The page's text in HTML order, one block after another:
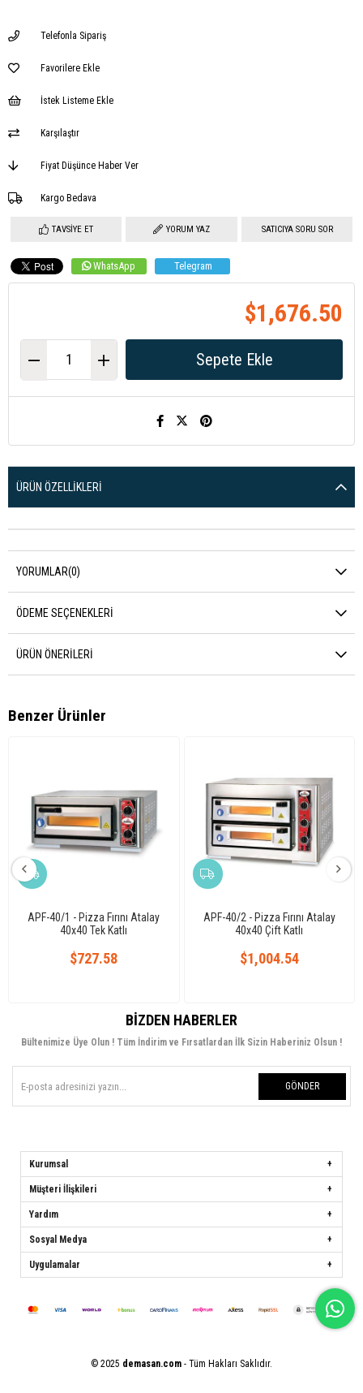
Telefonla Sipariş
Favorilere Ekle
İstek Listeme Ekle
Karşılaştır
Fiyat Düşünce Haber Ver
Kargo Bedava
TAVSIYE ET YORUM YAZ SATICIYA SORU SOR
WhatsApp Telegram
$1,676.50
ÜRÜN ÖZELLIKLERI
YORUMLAR(0)
ÖDEME SEÇENEKLERI
ÜRÜN ÖNERILERI
Benzer Ürünler
APF-40/1 - Pizza Fırını Atalay
40x40 Tek Katlı
$727.58
APF-40/2 - Pizza Fırını Atalay
40x40 Çift Katlı
$1,004.54
BIZDEN HABERLER
Bültenimize Üye Olun ! Tüm İndirim ve Fırsatlardan İlk Sizin Haberiniz Olsun !
GÖNDER
Kurumsal
Müşteri İlişkileri
Yardım
Sosyal Medya
Uygulamalar
© 2025 demasan.com - Tüm Hakları Saklıdır.